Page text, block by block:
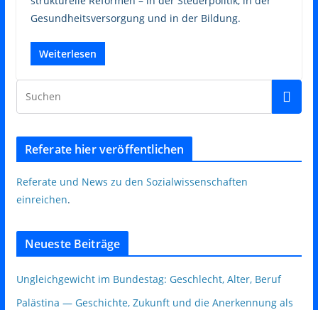
Gesundheitsversorgung und in der Bildung.
Weiterlesen
Referate hier veröffentlichen
Referate und News zu den Sozialwissenschaften
einreichen.
Neueste Beiträge
Ungleichgewicht im Bundestag: Geschlecht, Alter, Beruf
Palästina — Geschichte, Zukunft und die Anerkennung als